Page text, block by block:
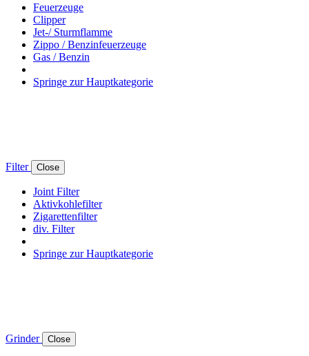
Feuerzeuge
Clipper
Jet-/ Sturmflamme
Zippo / Benzinfeuerzeuge
Gas / Benzin
Springe zur Hauptkategorie
Filter Close
Joint Filter
Aktivkohlefilter
Zigarettenfilter
div. Filter
Springe zur Hauptkategorie
Grinder Close